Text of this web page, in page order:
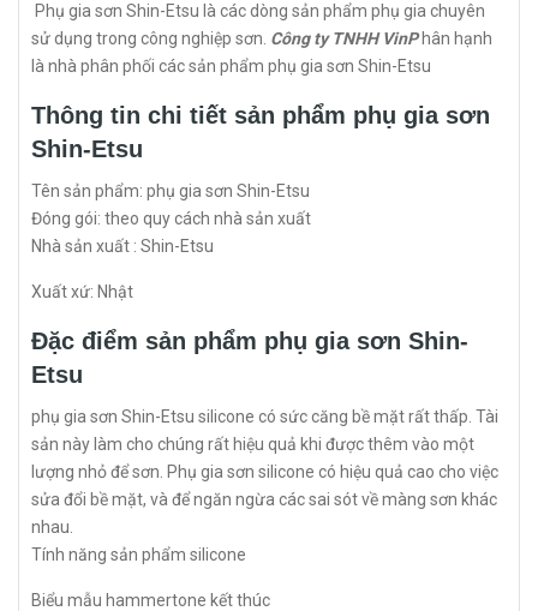
Phụ gia sơn Shin-Etsu là các dòng sản phẩm phụ gia chuyên
sử dụng trong công nghiệp sơn. Công ty TNHH VinPhân hạnh
là nhà phân phối các sản phẩm phụ gia sơn Shin-Etsu
Thông tin chi tiết sản phẩm phụ gia sơn
Shin-Etsu
Tên sản phẩm: phụ gia sơn Shin-Etsu
Đóng gói: theo quy cách nhà sản xuất
Nhà sản xuất : Shin-Etsu
Xuất xứ: Nhật
Đặc điểm sản phẩm phụ gia sơn Shin-
Etsu
phụ gia sơn Shin-Etsu silicone có sức căng bề mặt rất thấp. Tài
sản này làm cho chúng rất hiệu quả khi được thêm vào một
lượng nhỏ để sơn. Phụ gia sơn silicone có hiệu quả cao cho việc
sửa đổi bề mặt, và để ngăn ngừa các sai sót về màng sơn khác
nhau.
Tính năng sản phẩm silicone
Biểu mẫu hammertone kết thúc